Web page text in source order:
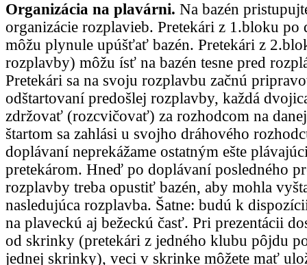
Organizácia na plavárni. Na bazén
organizácie rozplavieb. Pretekári z 1.bloku po
môžu plynule upúšťať bazén. Pretekári z
rozplavby) môžu ísť na bazén tesne pred
Pretekári sa na svoju rozplavbu začnú
odštartovaní predošlej rozplavby, každá
zdržovať (rozcvičovať) za rozhodcom na
štartom sa zahlási u svojho dráhového
doplávaní neprekážame ostatným ešte
pretekárom. Hneď po doplávaní posledného
rozplavby treba opustiť bazén, aby mohla
nasledujúca rozplavba. Šatne: budú k
na plaveckú aj bežeckú časť. Pri prezentácii
od skrinky (pretekári z jedného klubu pôjdu
jednej skrinky), veci v skrinke môžete mať